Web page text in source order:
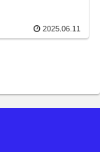
2025.06.11